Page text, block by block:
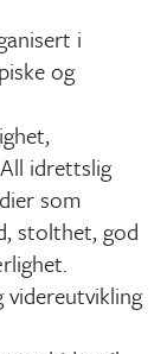
i
og
idrettslig
som
stolthet, god
videreutvikling